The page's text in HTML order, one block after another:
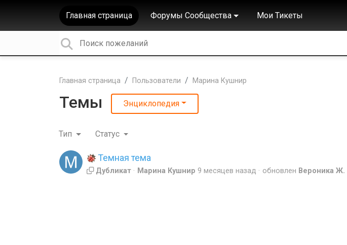
Главная страница Форумы Сообщества Мои Тикеты
Главная страница Пользователи Марина Кушнир
Темы Энциклопедия
Тип Статус
Темная тема
Дубликат Марина Кушнир 9 месяцев назад обновлен Вероника Ж.